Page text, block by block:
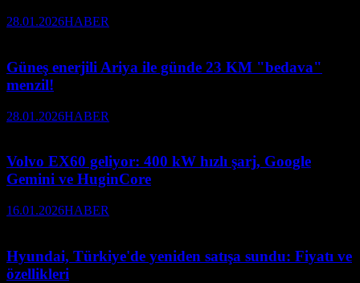
28.01.2026HABER
Güneş enerjili Ariya ile günde 23 KM "bedava"
menzil!
28.01.2026HABER
Volvo EX60 geliyor: 400 kW hızlı şarj, Google
Gemini ve HuginCore
16.01.2026HABER
Hyundai, Türkiye'de yeniden satışa sundu: Fiyatı ve
özellikleri